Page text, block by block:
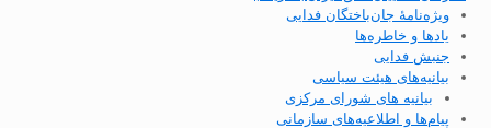
ویژه‌نامهٔ جان‌باختگان فدایی
یادها و خاطره‌ها
جنبش فدایی
بیانیه‌های هیئت سیاسی
بیانیه های شورای مرکزی
پیام‌ها و اطلاعیه‌های سازمانی